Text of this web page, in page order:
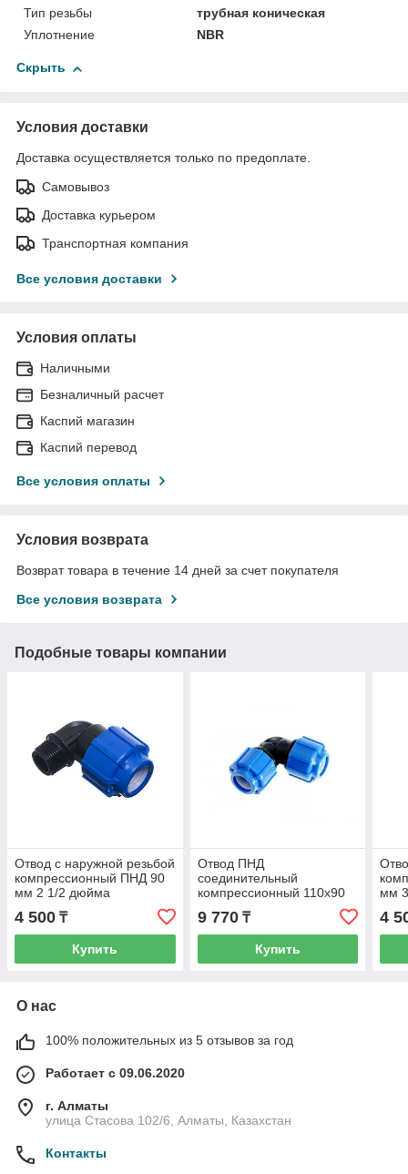
Тип резьбы
трубная коническая
Уплотнение
NBR
Скрыть
Условия доставки
Доставка осуществляется только по предоплате.
Самовывоз
Доставка курьером
Транспортная компания
Все условия доставки
Условия оплаты
Наличными
Безналичный расчет
Каспий магазин
Каспий перевод
Все условия оплаты
Условия возврата
Возврат товара в течение 14 дней за счет покупателя
Все условия возврата
Подобные товары компании
Отвод с наружной резьбой
компрессионный ПНД 90
мм 2 1/2 дюйма
4 500 ₸
Купить
Отвод ПНД
соединительный
компрессионный 110х90
9 770₸
Купить
мм
4
О нас
100% положительных из 5 отзывов за год
Работает с 09.06.2020
г. Алматы
улица Стасова 102/6, Алматы, Казахстан
Контакты